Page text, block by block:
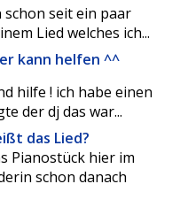
schon seit ein paar
Lied welches ich...
kann helfen ^^
hilfe ! ich habe einen
der dj das war...
das Lied?
Pianostück hier im
schon danach